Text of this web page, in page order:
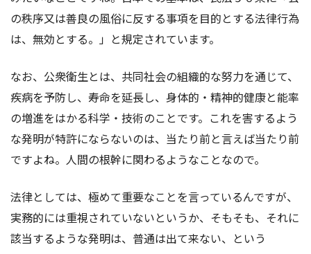
の秩序又は善良の風俗に反する事項を目的とする法律行為
は、無効とする。」と規定されています。
なお、公衆衛生とは、共同社会の組織的な努力を通じて、
疾病を予防し、寿命を延長し、身体的・精神的健康と能率
の増進をはかる科学・技術のことです。これを害するよう
な発明が特許にならないのは、当たり前と言えば当たり前
ですよね。人間の根幹に関わるようなことなので。
法律としては、極めて重要なことを言っているんですが、
実務的には重視されていないというか、そもそも、それに
該当するような発明は、普通は出て来ない、という